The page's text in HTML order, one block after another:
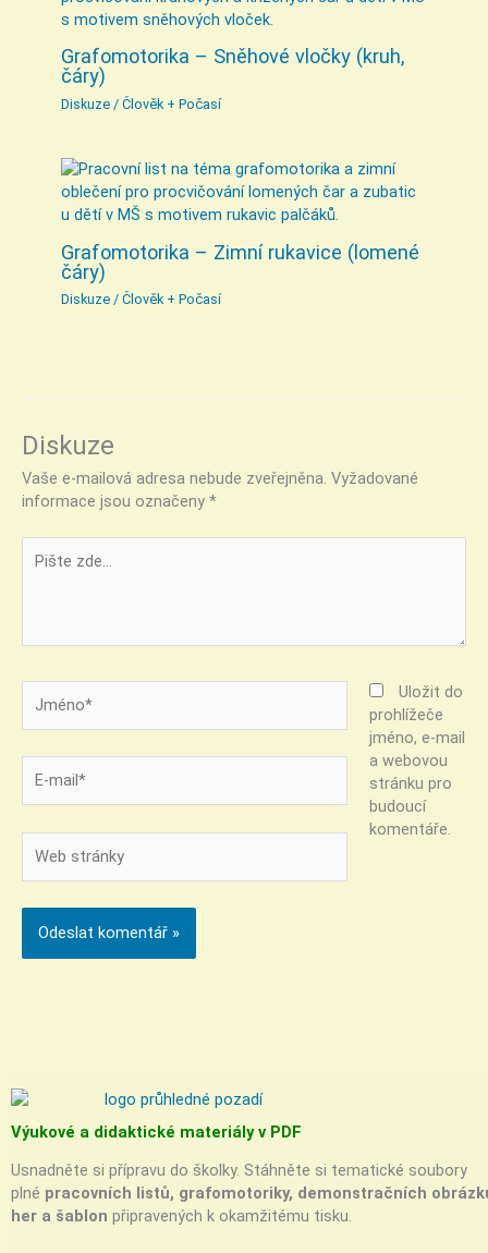
Grafomotorika – Sněhové vločky (kruh,
čáry)
Diskuze /Člověk + Počasí
Grafomotorika – Zimní rukavice (lomené
čáry)
Diskuze /Člověk + Počasí
Diskuze
Vaše e-mailová adresa nebude zveřejněna. Vyžadované
informace jsou označeny *
zde…
mail*
stránky
Uložit do
prohlížeče
jméno, e-mail
a webovou
stránku pro
budoucí
komentáře.
Výukové a didaktické materiály v PDF
Usnadněte si přípravu do školky. Stáhněte si tematické soubory
plné pracovních listů, grafomotoriky, demonstračních
her a šablon připravených k okamžitému tisku.